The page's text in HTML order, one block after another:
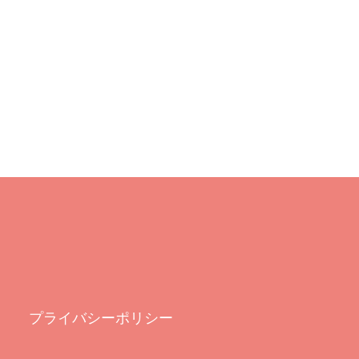
プライバシーポリシー